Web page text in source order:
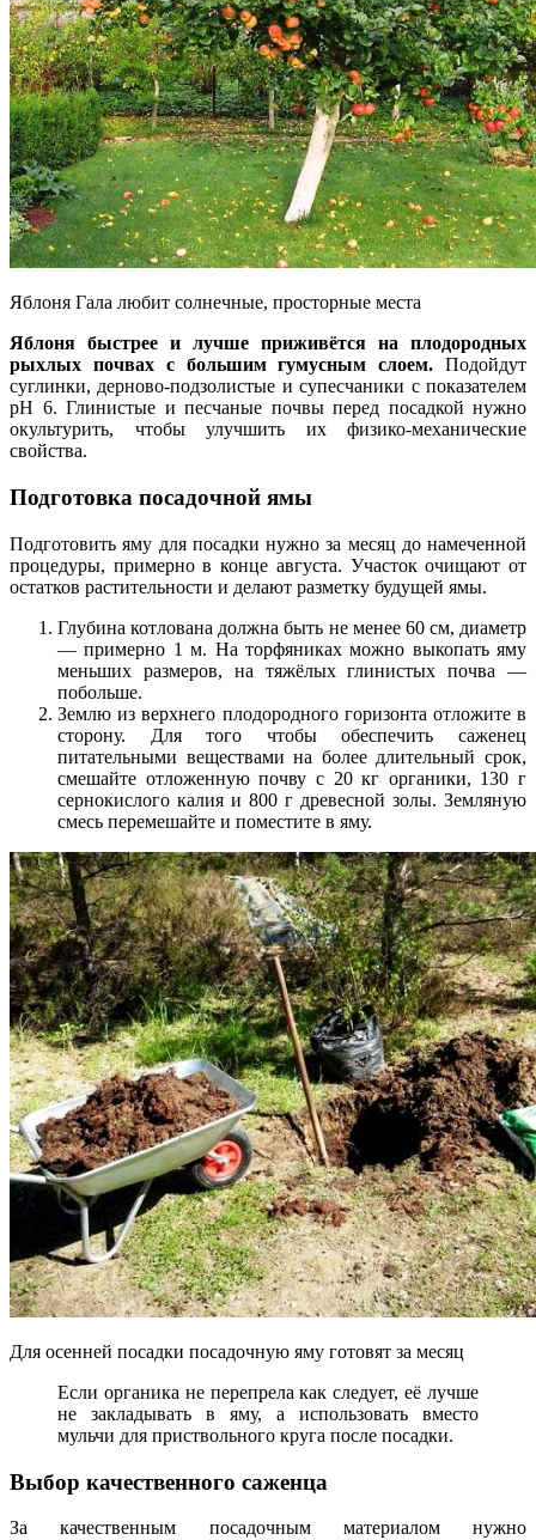
Яблоня Гала любит солнечные, просторные места
Яблоня быстрее и лучше приживётся на плодородных
рыхлых почвах с большим гумусным слоем. Подойдут
суглинки, дерново-подзолистые и супесчаники с показателем
рН 6. Глинистые и песчаные почвы перед посадкой нужно
окультурить, чтобы улучшить их физико-механические
свойства.
Подготовка посадочной ямы
Подготовить яму для посадки нужно за месяц до намеченной
процедуры, примерно в конце августа. Участок очищают от
остатков растительности и делают разметку будущей ямы.
Глубина котлована должна быть не менее 60 см, диаметр
— примерно 1 м. На торфяниках можно выкопать яму
меньших размеров, на тяжёлых глинистых почва —
побольше.
Землю из верхнего плодородного горизонта отложите в
сторону. Для того чтобы обеспечить саженец
питательными веществами на более длительный срок,
смешайте отложенную почву с 20 кг органики, 130 г
сернокислого калия и 800 г древесной золы. Земляную
смесь перемешайте и поместите в яму.
Для осенней посадки посадочную яму готовят за месяц
Если органика не перепрела как следует, её лучше
не закладывать в яму, а использовать вместо
мульчи для приствольного круга после посадки.
Выбор качественного саженца
За качественным посадочным материалом нужно